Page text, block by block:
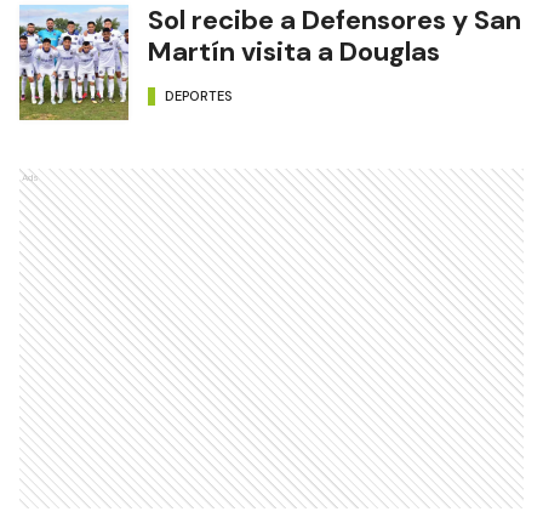
Sol recibe a Defensores y San
Martín visita a Douglas
DEPORTES
Ads